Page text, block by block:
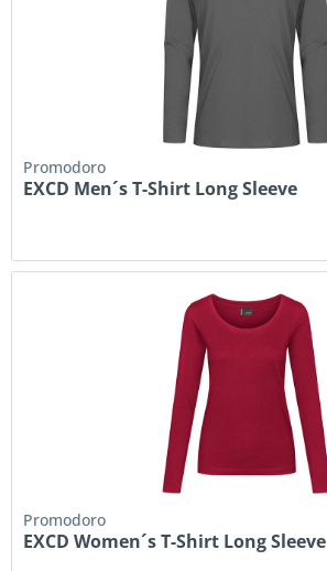
Promodoro
EXCD Men´s T-Shirt Long Sleeve
Promodoro
EXCD Women´s T-Shirt Long Sleeve